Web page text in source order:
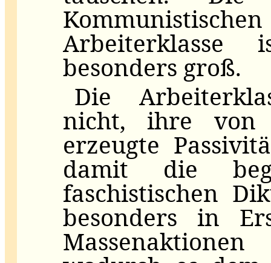
besonders groß.
Die
nicht, ihre von
erzeugte
damit die
faschistischen
besonders in